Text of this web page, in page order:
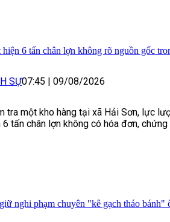
hiện 6 tấn chân lợn không rõ nguồn gốc
SỰ07:45 | 09/08/2026
tra một kho hàng tại xã Hải Sơn, lực
6 tấn chân lợn không có hóa đơn,
nghi phạm chuyên "kê gạch tháo bánh"